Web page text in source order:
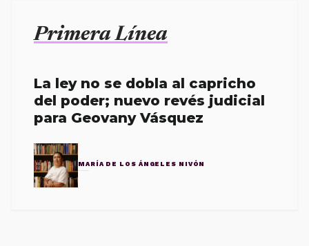
Primera Línea
La ley no se dobla al capricho
del poder; nuevo revés judicial
para Geovany Vásquez
MARÍA DE LOS ÁNGELES NIVÓN